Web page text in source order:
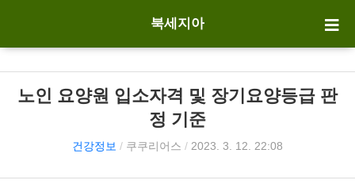
북세지아
노인 요양원 입소자격 및 장기요양등급 판
정 기준
건강정보 / 쿠쿠리어스 / 2023. 3. 12. 22:08